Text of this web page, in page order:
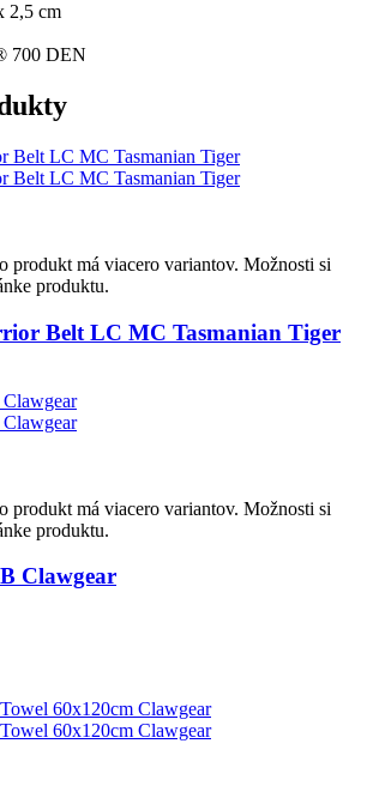
2,5 cm
700 DEN
produkt má viacero variantov. Možnosti si
produktu.
Belt LC MC Tasmanian Tiger
produkt má viacero variantov. Možnosti si
produktu.
Clawgear